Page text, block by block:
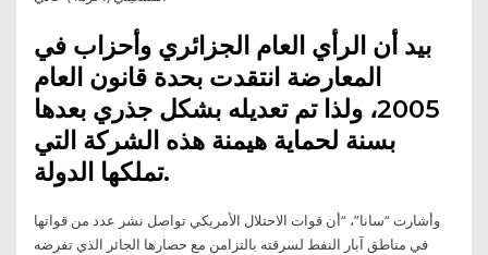
بيد أن الرأي العام الجزائري وأحزاب في
المعارضة انتقدت بحدة قانون العام
2005، ولذا تم تعديله بشكل جذري بعدها
بسنة لحماية هيمنة هذه الشركة التي
تملكها الدولة.
وأشارت “سانا”، “أن قوات الاحتلال الأمريكي تواصل نشر عدد من قواتها
في مناطق آبار النفط لسرقته بالتزامن مع حصارها الجائر الذي تفرضه